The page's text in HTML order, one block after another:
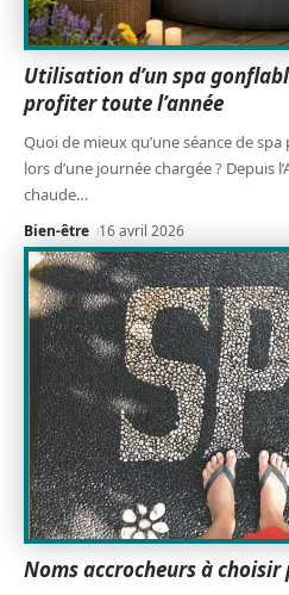
Utilisation d’un spa
profiter toute l’année
Quoi de mieux qu’une séance de
lors d’une journée chargée ? Depuis
chaude…
Bien-être 16 avril 2026
Noms accrocheurs à